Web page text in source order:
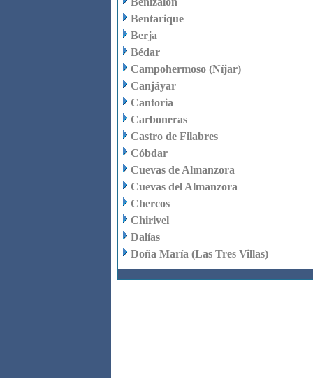
Bentarique
Berja
Bédar
Campohermoso (Níjar)
Canjáyar
Cantoria
Carboneras
Castro de Filabres
Cóbdar
Cuevas de Almanzora
Cuevas del Almanzora
Chercos
Chirivel
Dalías
Doña María (Las Tres Villas)